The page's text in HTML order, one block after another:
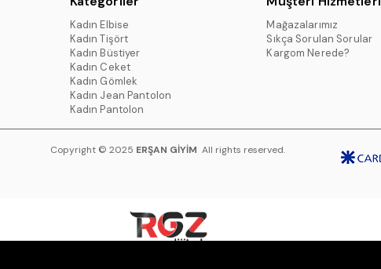
Kadın Elbise
Kadın Tişört
Kadın Büstiyer
Kadın Ceket
Kadın Gömlek
Kadın Jean Pantolon
Kadın Pantolon
Mağazalarımız
Sıkça Sorulan Sorular
Kargom Nerede?
Copyright © 2025 ERŞAN GİYİM All rights reserved.